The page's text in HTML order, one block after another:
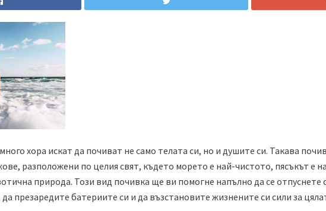
хора искат да почиват не само телата си, но и душите си. Такава
разположени по целия свят, където морето е най-чистото, пясъкът е
природа. Този вид почивка ще ви помогне напълно да се отпуснете
презаредите батериите си и да възстановите жизнените си сили за